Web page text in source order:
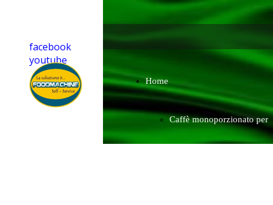
facebook
youtube
Home
Caffè monoporzionato per